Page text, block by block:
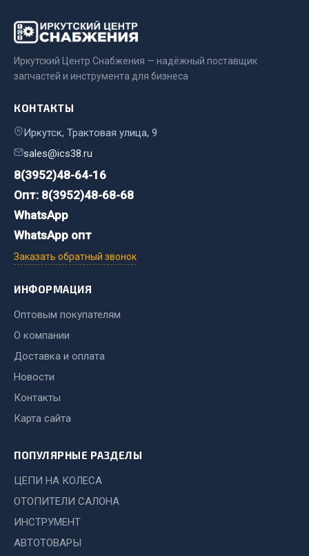
Весь раздел
Запчасти КамАЗ
Система питания
Система выпуска газа
Система охлаждения
Сцепление
Коробка передач
Весь раздел
Система питания
Подвеска
Тормозная система
Двери
Окно ветровое
Электрооборудование
Иркутский Центр Снабжения — надёжный поставщик
запчастей и инструмента для бизнеса
КОНТАКТЫ
Иркутск, Трактовая улица, 9
sales@ics38.ru
8(3952)48-64-16
Опт: 8(3952)48-68-68
WhatsApp
WhatsApp опт
Заказать обратный звонок
ИНФОРМАЦИЯ
Оптовым покупателям
О компании
Доставка и оплата
Новости
Контакты
Карта сайта
ПОПУЛЯРНЫЕ РАЗДЕЛЫ
ЦЕПИ НА КОЛЕСА
ОТОПИТЕЛИ САЛОНА
ИНСТРУМЕНТ
АВТОТОВАРЫ